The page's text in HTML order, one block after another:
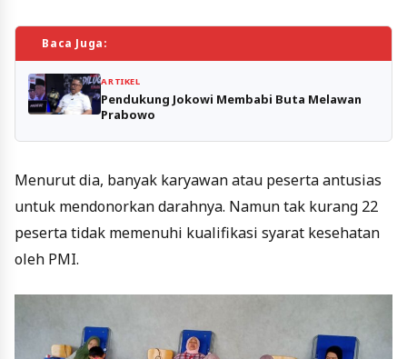
Baca Juga:
ARTIKEL
Pendukung Jokowi Membabi Buta Melawan
Prabowo
Menurut dia, banyak karyawan atau peserta antusias
untuk mendonorkan darahnya. Namun tak kurang 22
peserta tidak memenuhi kualifikasi syarat kesehatan
oleh PMI.